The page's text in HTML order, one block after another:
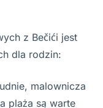
z Bečići jest
dla rodzin:
malownicza
plaża są warte